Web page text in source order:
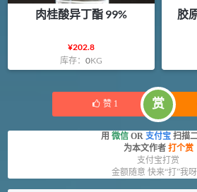
肉桂酸异丁酯 99%
¥202.8
库存： 0KG
胶
赞 1 赏
用 微信 OR 支付宝 扫描
为本文作者 打个赏
支付宝打赏
金额随意 快来“打”我